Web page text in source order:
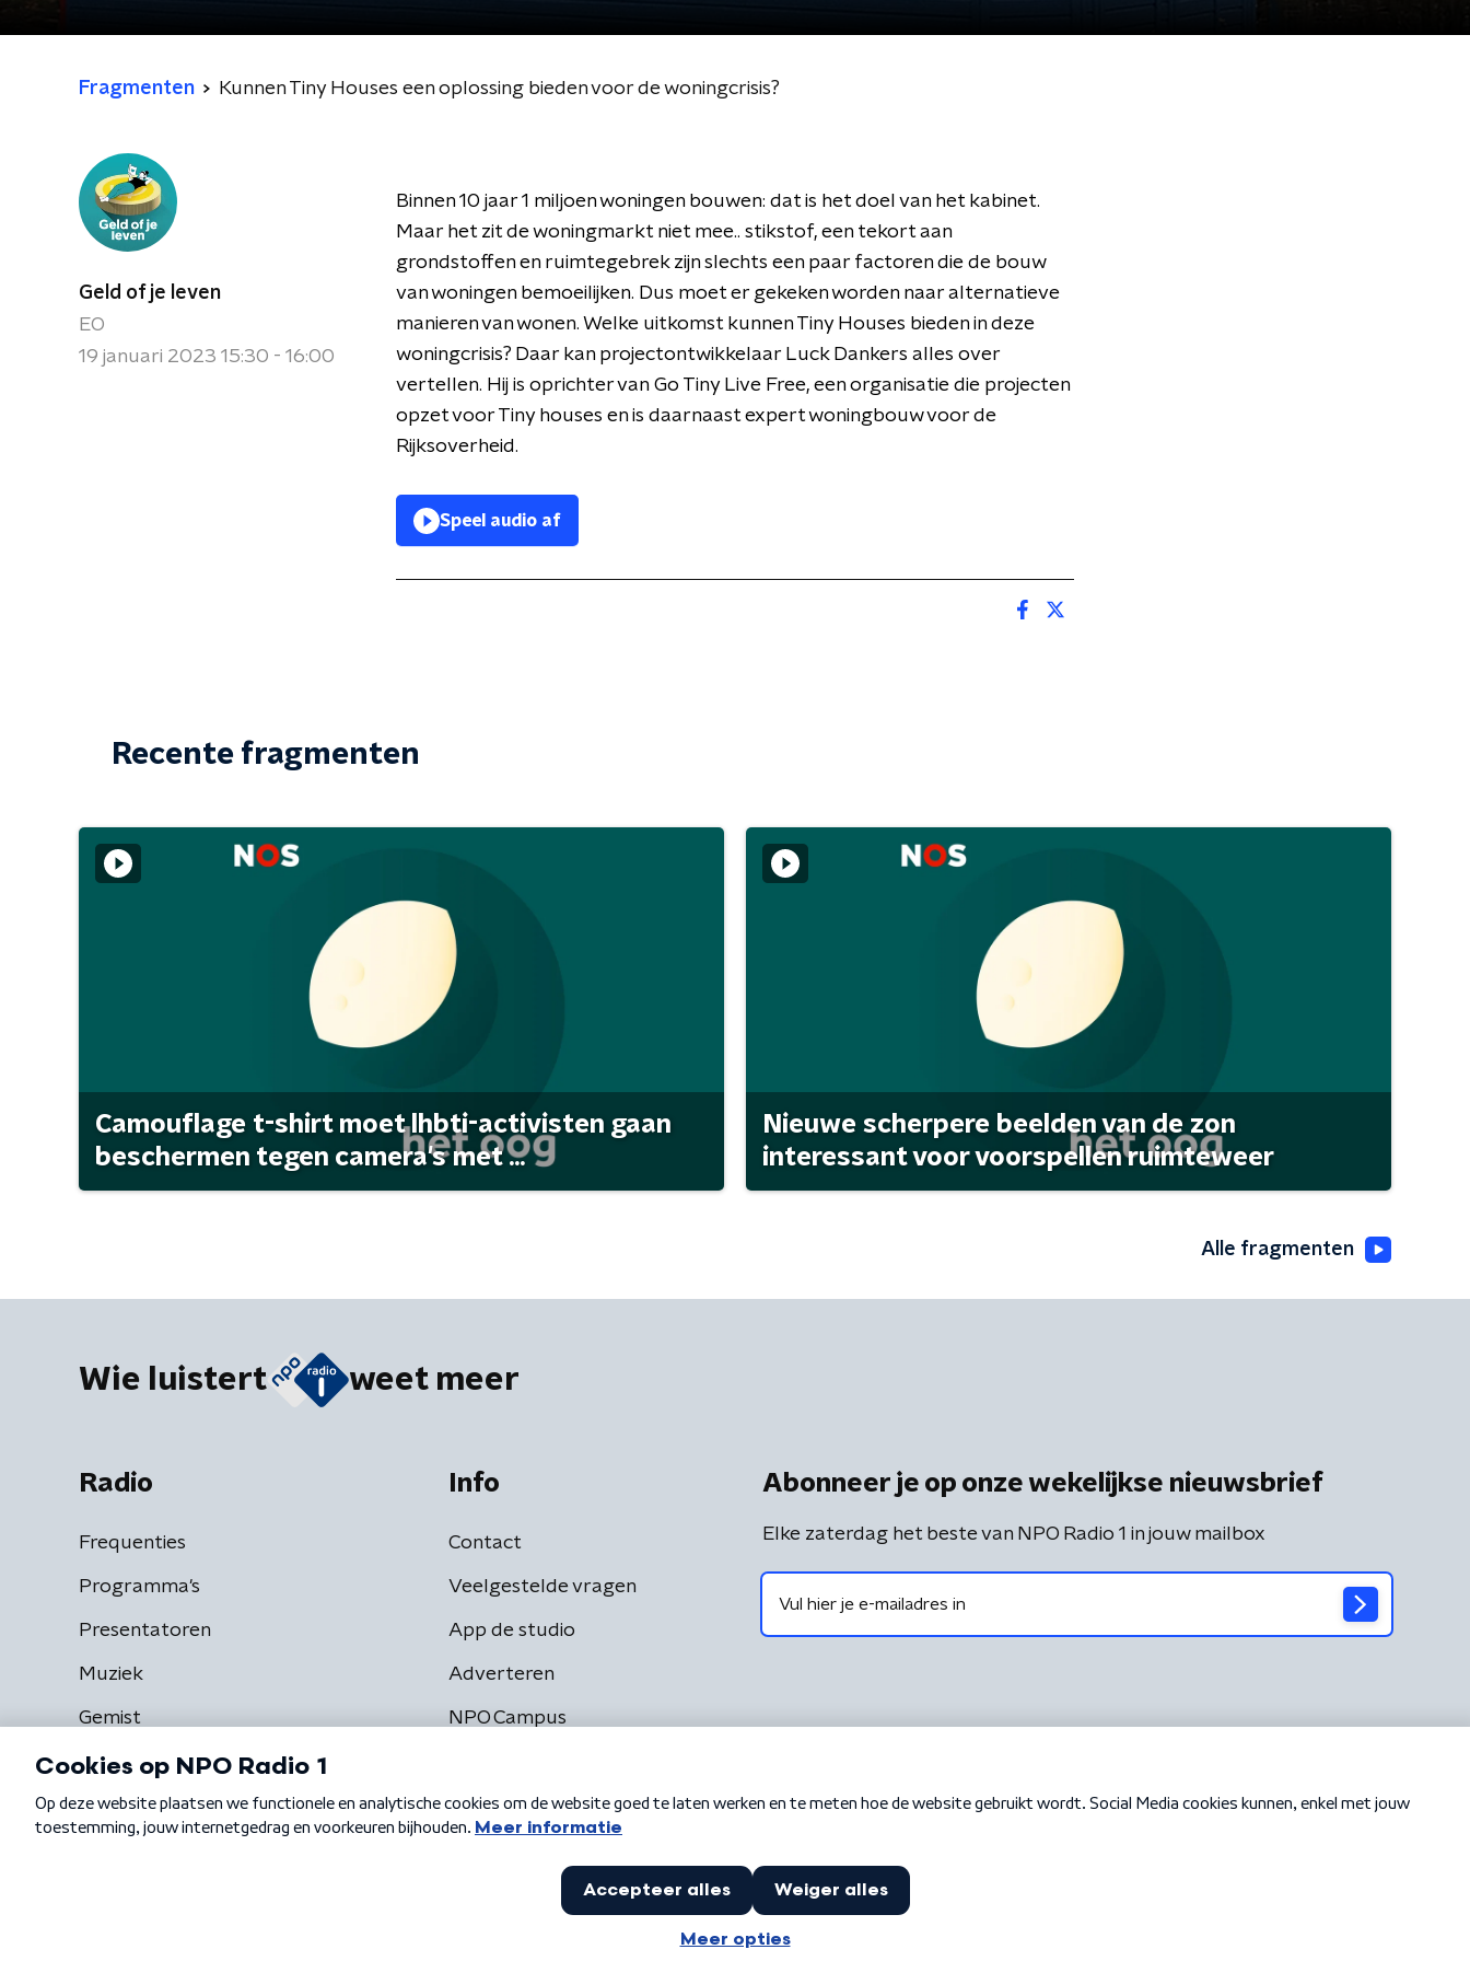
Fragmenten Kunnen Tiny Houses een oplossing bieden voor de woningcrisis?
Geld of je leven
EO
19 januari 2023 15:30 - 16:00
Binnen 10 jaar 1 miljoen woningen bouwen: dat is het doel van het kabinet.
Maar het zit de woningmarkt niet mee.. stikstof, een tekort aan
grondstoffen en ruimtegebrek zijn slechts een paar factoren die de bouw
van woningen bemoeilijken. Dus moet er gekeken worden naar alternatieve
manieren van wonen. Welke uitkomst kunnen Tiny Houses bieden in deze
woningcrisis? Daar kan projectontwikkelaar Luck Dankers alles over
vertellen. Hij is oprichter van Go Tiny Live Free, een organisatie die projecten
opzet voor Tiny houses en is daarnaast expert woningbouw voor de
Rijksoverheid.
Speel audio af
Recente fragmenten
Camouflage t-shirt moet lhbti-activisten gaan
beschermen tegen camera's met ...
Nieuwe scherpere beelden van de zon
interessant voor voorspellen ruimteweer
Alle fragmenten
Wie luistert weet meer
Radio
Frequenties
Programma's
Presentatoren
Muziek
Gemist
Info
Contact
Veelgestelde vragen
App de studio
Adverteren
NPO Campus
Abonneer je op onze wekelijkse nieuwsbrief
Elke zaterdag het beste van NPO Radio 1 in jouw mailbox
Algemene voorwaarden Privacybeleid